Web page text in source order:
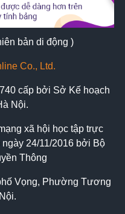
bản di động )
Co., Ltd.
cấp bởi Sở Kế hoạch
Nội.
xã hội học tập trực
24/11/2016 bởi Bộ
Thông
Vọng, Phường Tương